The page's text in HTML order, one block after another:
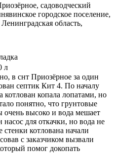
садоводческий
городское поселение,
область,
л
в снт Приозёрное за один
септик Кит 4. По началу
котлован копала лопатами, но
понятно, что грунтовые
высоко и вода мешает
для откачки, но вода не
котлована начали
с заказчиком вызвали
помог докопать